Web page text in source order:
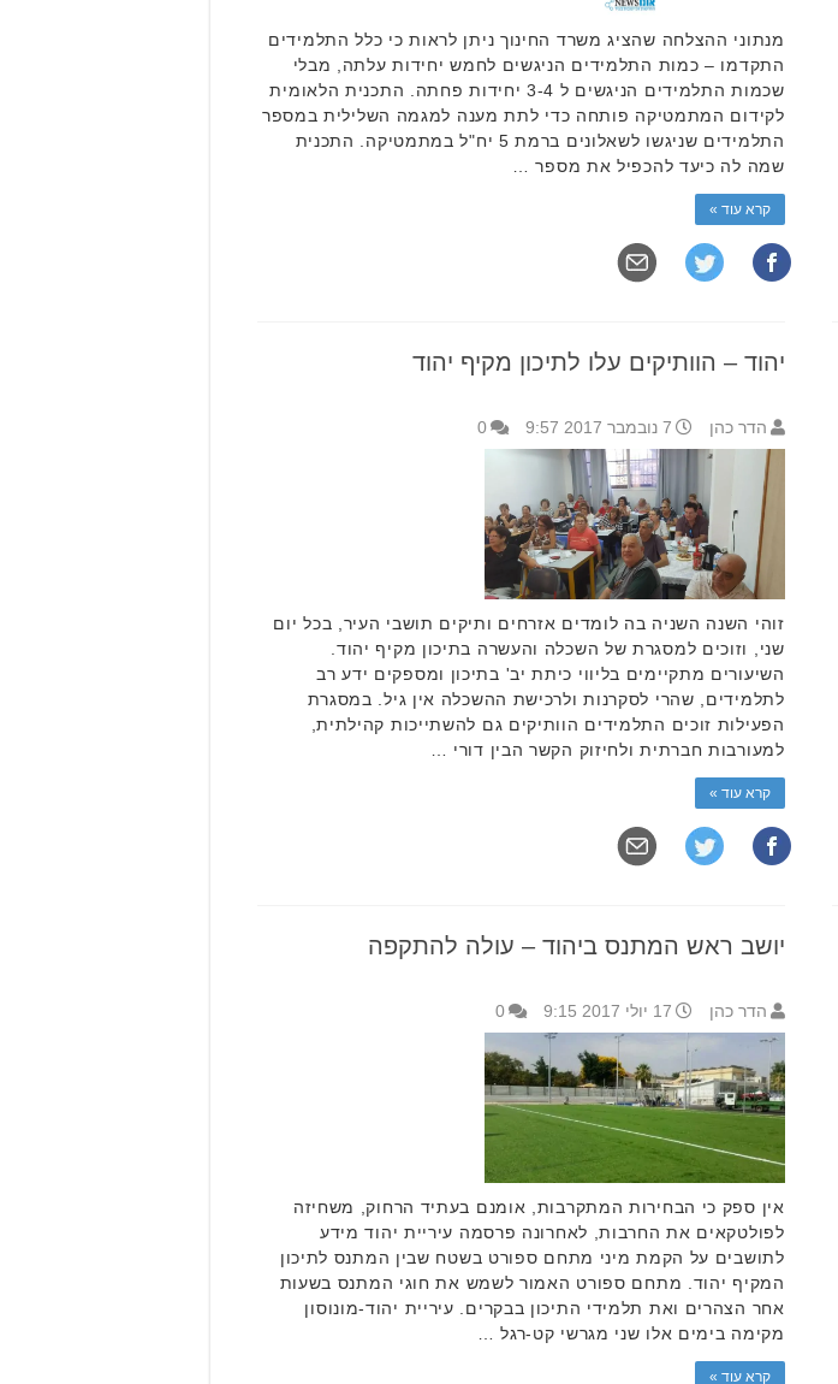
מנתוני ההצלחה שהציג משרד החינוך ניתן לראות כי כלל התלמידים
התקדמו – כמות התלמידים הניגשים לחמש יחידות עלתה, מבלי
שכמות התלמידים הניגשים ל 3-4 יחידות פחתה. התכנית הלאומית
לקידום המתמטיקה פותחה כדי לתת מענה למגמה השלילית במספר
התלמידים שניגשו לשאלונים ברמת 5 יח"ל במתמטיקה. התכנית
שמה לה כיעד להכפיל את מספר …
קרא עוד »
יהוד – הוותיקים עלו לתיכון מקיף יהוד
הדר כהן 7 נובמבר 2017 9:57 0
זוהי השנה השניה בה לומדים אזרחים ותיקים תושבי העיר, בכל יום
שני, וזוכים למסגרת של השכלה והעשרה בתיכון מקיף יהוד.
השיעורים מתקיימים בליווי כיתת יב' בתיכון ומספקים ידע רב
לתלמידים, שהרי לסקרנות ולרכישת ההשכלה אין גיל. במסגרת
הפעילות זוכים התלמידים הוותיקים גם להשתייכות קהילתית,
למעורבות חברתית ולחיזוק הקשר הבין דורי …
קרא עוד »
יושב ראש המתנס ביהוד – עולה להתקפה
הדר כהן 17 יולי 2017 9:15 0
אין ספק כי הבחירות המתקרבות, אומנם בעתיד הרחוק, משחיזה
לפולטקאים את החרבות, לאחרונה פרסמה עיריית יהוד מידע
לתושבים על הקמת מיני מתחם ספורט בשטח שבין המתנס לתיכון
המקיף יהוד. מתחם ספורט האמור לשמש את חוגי המתנס בשעות
אחר הצהרים ואת תלמידי התיכון בבקרים. עיריית יהוד-מונוסון
מקימה בימים אלו שני מגרשי קט-רגל …
קרא עוד »